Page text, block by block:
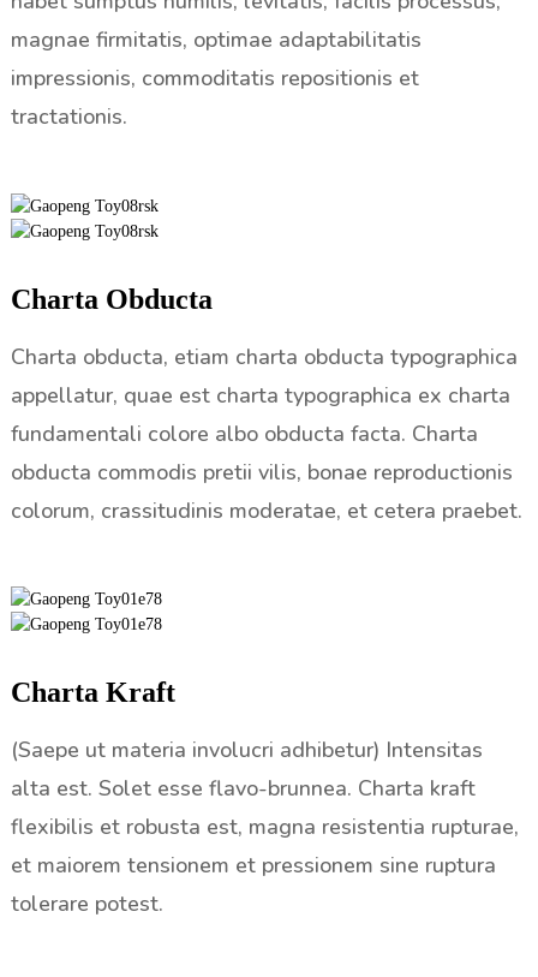
magnae firmitatis, optimae adaptabilitatis
impressionis, commoditatis repositionis et
tractationis.
Charta Obducta
Charta obducta, etiam charta obducta typographica
appellatur, quae est charta typographica ex charta
fundamentali colore albo obducta facta. Charta
obducta commodis pretii vilis, bonae reproductionis
colorum, crassitudinis moderatae, et cetera praebet.
Charta Kraft
(Saepe ut materia involucri adhibetur) Intensitas
alta est. Solet esse flavo-brunnea. Charta kraft
flexibilis et robusta est, magna resistentia rupturae,
et maiorem tensionem et pressionem sine ruptura
tolerare potest.